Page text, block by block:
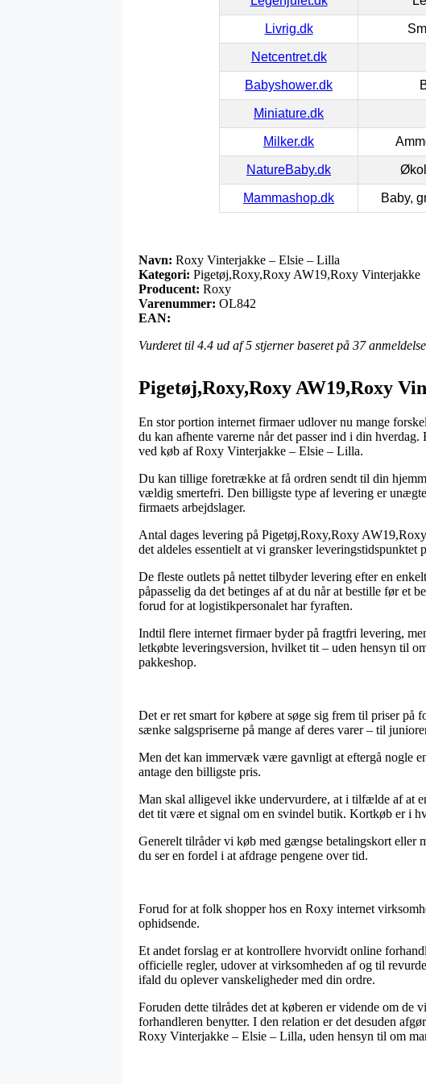
Livrig.dk
Netcentret.dk
Babyshower.dk
Miniature.dk
Milker.dk
NatureBaby.dk
Mammashop.dk Baby,
Navn: Roxy Vinterjakke – Elsie – Lilla
Kategori: Pigetøj,Roxy,Roxy AW19,Roxy Vinterjakke
Producent: Roxy
Varenummer: OL842
EAN:
Vurderet til 4.4 ud af 5 stjerner baseret på 37
Pigetøj,Roxy,Roxy AW19,Roxy
En stor portion internet firmaer udlover nu mange
du kan afhente varerne når det passer ind i din
ved køb af Roxy Vinterjakke – Elsie – Lilla.
Du kan tillige foretrække at få ordren sendt til din
vældig smertefri. Den billigste type af levering er
firmaets arbejdslager.
Antal dages levering på Pigetøj,Roxy,Roxy
det aldeles essentielt at vi gransker leveringstidspunktet
De fleste outlets på nettet tilbyder levering efter en
påpasselig da det betinges af at du når at bestille før et
forud for at logistikpersonalet har fyraften.
Indtil flere internet firmaer byder på fragtfri levering,
letkøbte leveringsversion, hvilket tit – uden hensyn til
pakkeshop.
Det er ret smart for købere at søge sig frem til priser på
sænke salgspriserne på mange af deres varer – til
Men det kan immervæk være gavnligt at eftergå nogle
antage den billigste pris.
Man skal alligevel ikke undervurdere, at i tilfælde af at
det tit være et signal om en svindel butik. Kortkøb er i
Generelt tilråder vi køb med gængse betalingskort eller
du ser en fordel i at afdrage pengene over tid.
Forud for at folk shopper hos en Roxy internet
ophidsende.
Et andet forslag er at kontrollere hvorvidt online
officielle regler, udover at virksomheden af og til
ifald du oplever vanskeligheder med din ordre.
Foruden dette tilrådes det at køberen er vidende om
forhandleren benytter. I den relation er det desuden
Roxy Vinterjakke – Elsie – Lilla, uden hensyn til om